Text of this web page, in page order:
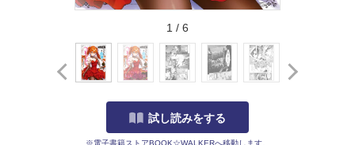
1 / 6
試し読みをする
※電子書籍ストアBOOK☆WALKERへ移動します。